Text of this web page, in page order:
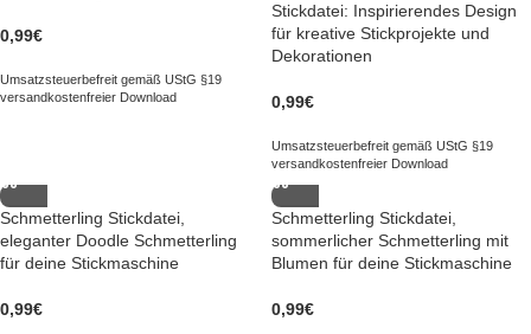
0,99€
Umsatzsteuerbefreit gemäß UStG §19
versandkostenfreier Download
Stickdatei: Inspirierendes Design
für kreative Stickprojekte und
Dekorationen
0,99€
Umsatzsteuerbefreit gemäß UStG §19
versandkostenfreier Download
Schmetterling Stickdatei,
eleganter Doodle Schmetterling
für deine Stickmaschine
0,99€
Schmetterling Stickdatei,
sommerlicher Schmetterling mit
Blumen für deine Stickmaschine
0,99€